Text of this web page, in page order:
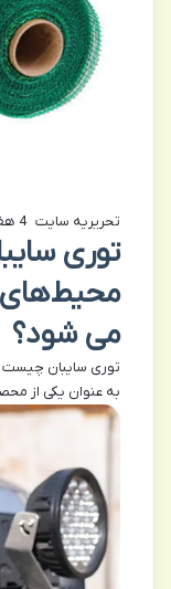
تحریریه سایت 4 هفته پیش
محیط‌های
می شود؟
به عنوان یکی از